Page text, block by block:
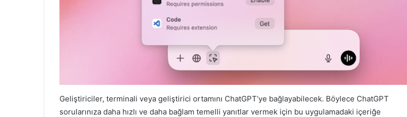
Geliştiriciler, terminali veya geliştirici ortamını ChatGPT’ye bağlayabilecek. Böylece ChatGPT
sorularınıza daha hızlı ve daha bağlam temelli yanıtlar vermek için bu uygulamadaki içeriğe